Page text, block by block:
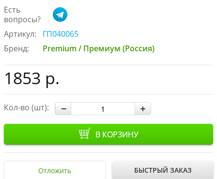
Есть
вопросы?
Артикул:
ГП040065
Бренд:
Premium / Премиум (Россия)
1853 р.
Кол-во (шт):
В КОРЗИНУ
Отложить БЫСТРЫЙ ЗАКАЗ